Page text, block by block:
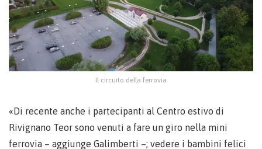
Il circuito della ferrovia
«Di recente anche i partecipanti al Centro estivo di
Rivignano Teor sono venuti a fare un giro nella mini
ferrovia – aggiunge Galimberti –; vedere i bambini felici